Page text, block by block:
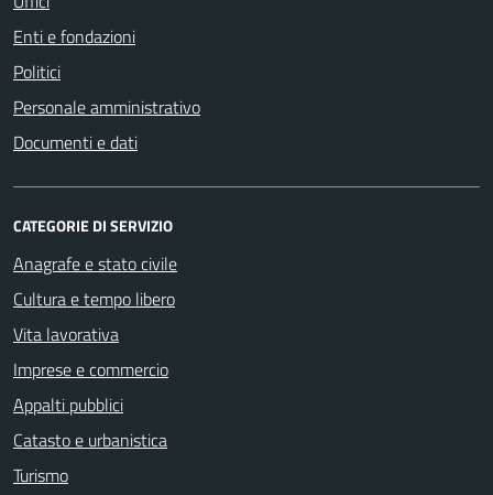
Enti e fondazioni
Politici
Personale amministrativo
Documenti e dati
CATEGORIE DI SERVIZIO
Anagrafe e stato civile
Cultura e tempo libero
Vita lavorativa
Imprese e commercio
Appalti pubblici
Catasto e urbanistica
Turismo